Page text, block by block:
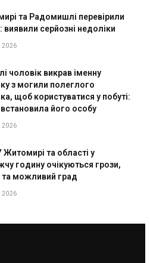
та Радомишлі перевірили
виявили серйозні недоліки
2026
чоловік викрав іменну
з могили полеглого
щоб користуватися у побуті:
встановила його особу
2026
Житомирі та області у
годину очікуються грози,
можливий град
2026